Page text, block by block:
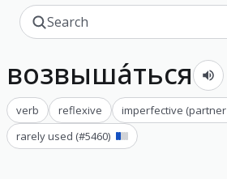
возвыша́ться
verb reflexive imperfective (partner
rarely used (#5460)